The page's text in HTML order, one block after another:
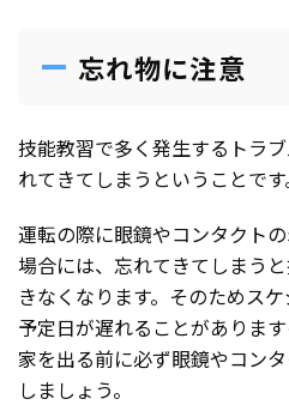
忘れ物に注意
技能教習で多く発生するトラ
れてきてしまうということです
運転の際に眼鏡やコンタクト
場合には、忘れてきてしまう
きなくなります。そのためス
予定日が遅れることがありま
家を出る前に必ず眼鏡やコン
しましょう。